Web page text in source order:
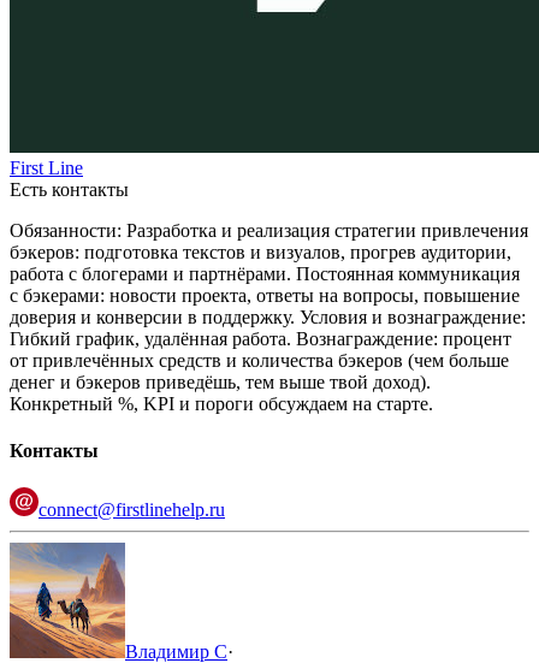
First Line
Есть контакты
Обязанности: Разработка и реализация стратегии привлечения
бэкеров: подготовка текстов и визуалов, прогрев аудитории,
работа с блогерами и партнёрами. Постоянная коммуникация
с бэкерами: новости проекта, ответы на вопросы, повышение
доверия и конверсии в поддержку. Условия и вознаграждение:
Гибкий график, удалённая работа. Вознаграждение: процент
от привлечённых средств и количества бэкеров (чем больше
денег и бэкеров приведёшь, тем выше твой доход).
Конкретный %, KPI и пороги обсуждаем на старте.
Контакты
connect@firstlinehelp.ru
Владимир С·